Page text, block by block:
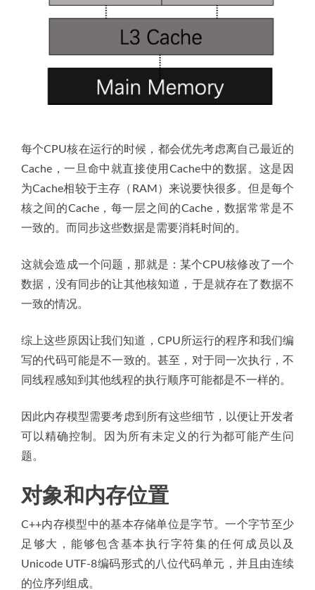
每个CPU核在运行的时候，都会优先考虑离自己最近的
Cache，一旦命中就直接使用Cache中的数据。这是因
为Cache相较于主存（RAM）来说要快很多。但是每个
核之间的Cache，每一层之间的Cache，数据常常是不
一致的。而同步这些数据是需要消耗时间的。
这就会造成一个问题，那就是：某个CPU核修改了一个
数据，没有同步的让其他核知道，于是就存在了数据不
一致的情况。
综上这些原因让我们知道，CPU所运行的程序和我们编
写的代码可能是不一致的。甚至，对于同一次执行，不
同线程感知到其他线程的执行顺序可能都是不一样的。
因此内存模型需要考虑到所有这些细节，以便让开发者
可以精确控制。因为所有未定义的行为都可能产生问
题。
对象和内存位置
C++内存模型中的基本存储单位是字节。一个字节至少
足够大，能够包含基本执行字符集的任何成员以及
Unicode UTF-8编码形式的八位代码单元，并且由连续
的位序列组成。